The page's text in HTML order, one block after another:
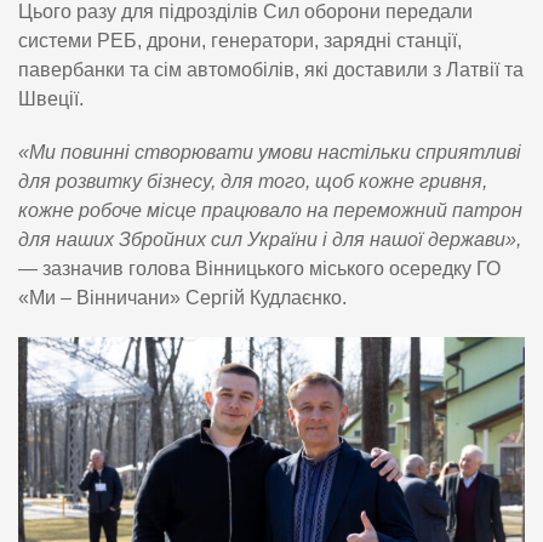
Цього разу для підрозділів Сил оборони передали
системи РЕБ, дрони, генератори, зарядні станції,
павербанки та сім автомобілів, які доставили з Латвії та
Швеції.
«Ми повинні створювати умови настільки сприятливі
для розвитку бізнесу, для того, щоб кожне гривня,
кожне робоче місце працювало на переможний патрон
для наших Збройних сил України і для нашої держави»,
— зазначив голова Вінницького міського осередку ГО
«Ми – Вінничани» Сергій Кудлаєнко.